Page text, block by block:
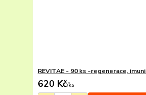
REVITAE - 90 ks -regenerace,
620 Kč/ks